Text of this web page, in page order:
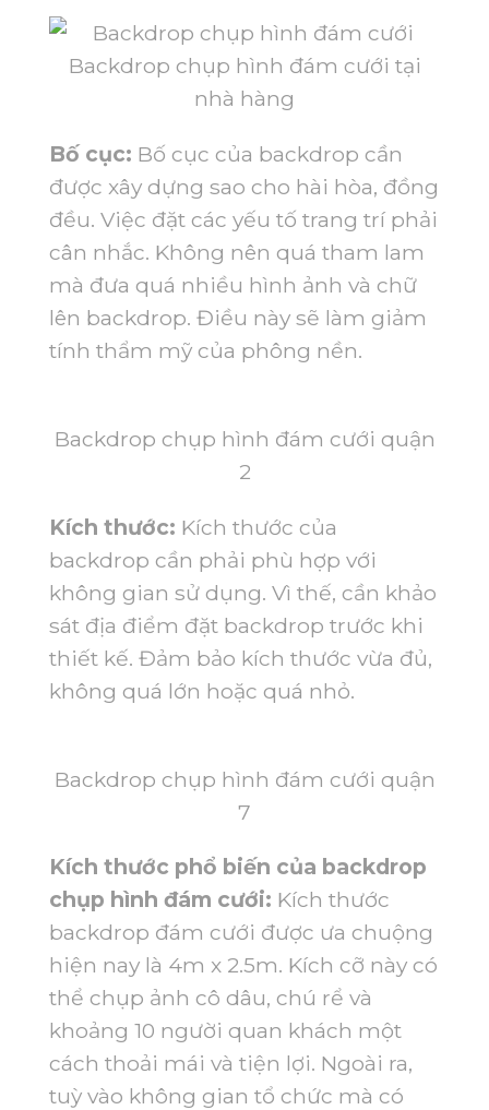
Backdrop chụp hình đám cưới tại
nhà hàng
Bố cục: Bố cục của backdrop cần
được xây dựng sao cho hài hòa, đồng
đều. Việc đặt các yếu tố trang trí phải
cân nhắc. Không nên quá tham lam
mà đưa quá nhiều hình ảnh và chữ
lên backdrop. Điều này sẽ làm giảm
tính thẩm mỹ của phông nền.
Backdrop chụp hình đám cưới quận
2
Kích thước: Kích thước của
backdrop cần phải phù hợp với
không gian sử dụng. Vì thế, cần khảo
sát địa điểm đặt backdrop trước khi
thiết kế. Đảm bảo kích thước vừa đủ,
không quá lớn hoặc quá nhỏ.
Backdrop chụp hình đám cưới quận
7
Kích thước phổ biến của backdrop
chụp hình đám cưới: Kích thước
backdrop đám cưới được ưa chuộng
hiện nay là 4m x 2.5m. Kích cỡ này có
thể chụp ảnh cô dâu, chú rể và
khoảng 10 người quan khách một
cách thoải mái và tiện lợi. Ngoài ra,
tuỳ vào không gian tổ chức mà có